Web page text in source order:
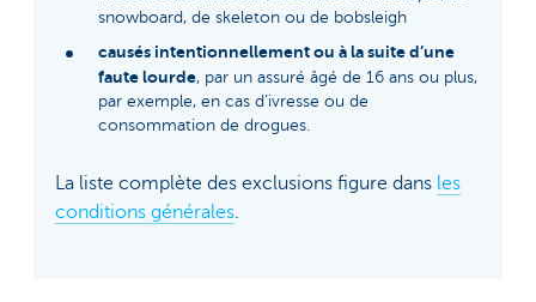
snowboard, de skeleton ou de bobsleigh
causés intentionnellement ou à la suite d’une
faute lourde, par un assuré âgé de 16 ans ou plus,
par exemple, en cas d’ivresse ou de
consommation de drogues.
La liste complète des exclusions figure dans les
conditions générales.